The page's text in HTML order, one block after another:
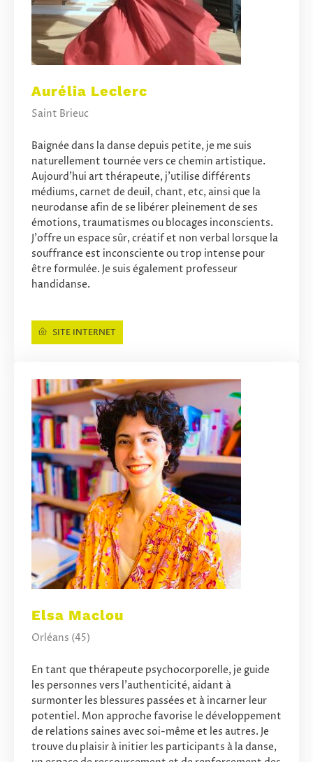
Aurélia Leclerc
Saint Brieuc
Baignée dans la danse depuis petite, je me suis
naturellement tournée vers ce chemin artistique.
Aujourd'hui art thérapeute, j'utilise différents
médiums, carnet de deuil, chant, etc, ainsi que la
neurodanse afin de se libérer pleinement de ses
émotions, traumatismes ou blocages inconscients.
J'offre un espace sûr, créatif et non verbal lorsque la
souffrance est inconsciente ou trop intense pour
être formulée. Je suis également professeur
handidanse.
SITE INTERNET
Elsa Maclou
Orléans (45)
En tant que thérapeute psychocorporelle, je guide
les personnes vers l'authenticité, aidant à
surmonter les blessures passées et à incarner leur
potentiel. Mon approche favorise le développement
de relations saines avec soi-même et les autres. Je
trouve du plaisir à initier les participants à la danse,